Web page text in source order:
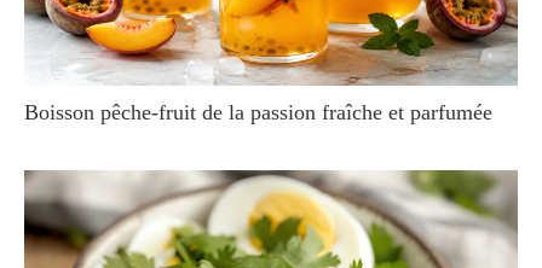
Boisson pêche-fruit de la passion fraîche et parfumée